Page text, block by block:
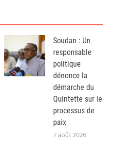
Soudan : Un
responsable
politique
dénonce la
démarche du
Quintette sur le
processus de
paix
7 août 2026